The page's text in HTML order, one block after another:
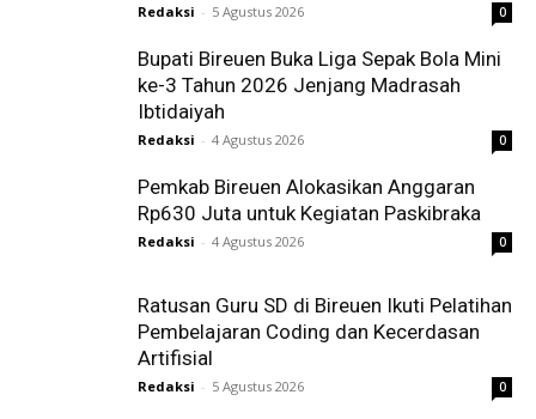
Redaksi - 5 Agustus 2026 0
Bupati Bireuen Buka Liga Sepak Bola Mini
ke-3 Tahun 2026 Jenjang Madrasah
Ibtidaiyah
Redaksi - 4 Agustus 2026 0
Pemkab Bireuen Alokasikan Anggaran
Rp630 Juta untuk Kegiatan Paskibraka
Redaksi - 4 Agustus 2026 0
Ratusan Guru SD di Bireuen Ikuti Pelatihan
Pembelajaran Coding dan Kecerdasan
Artifisial
Redaksi - 5 Agustus 2026 0